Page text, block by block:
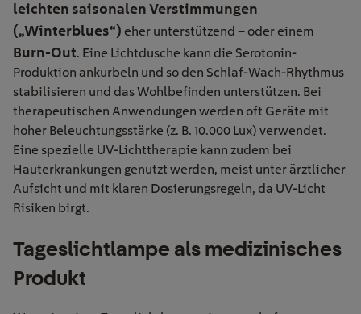
leichten saisonalen Verstimmungen
(„Winterblues“) eher unterstützend – oder einem
Burn-Out. Eine Lichtdusche kann die Serotonin-
Produktion ankurbeln und so den Schlaf-Wach-Rhythmus
stabilisieren und das Wohlbefinden unterstützen. Bei
therapeutischen Anwendungen werden oft Geräte mit
hoher Beleuchtungsstärke (z. B. 10.000 Lux) verwendet.
Eine spezielle UV-Lichttherapie kann zudem bei
Hauterkrankungen genutzt werden, meist unter ärztlicher
Aufsicht und mit klaren Dosierungsregeln, da UV-Licht
Risiken birgt.
Tageslichtlampe als medizinisches
Produkt